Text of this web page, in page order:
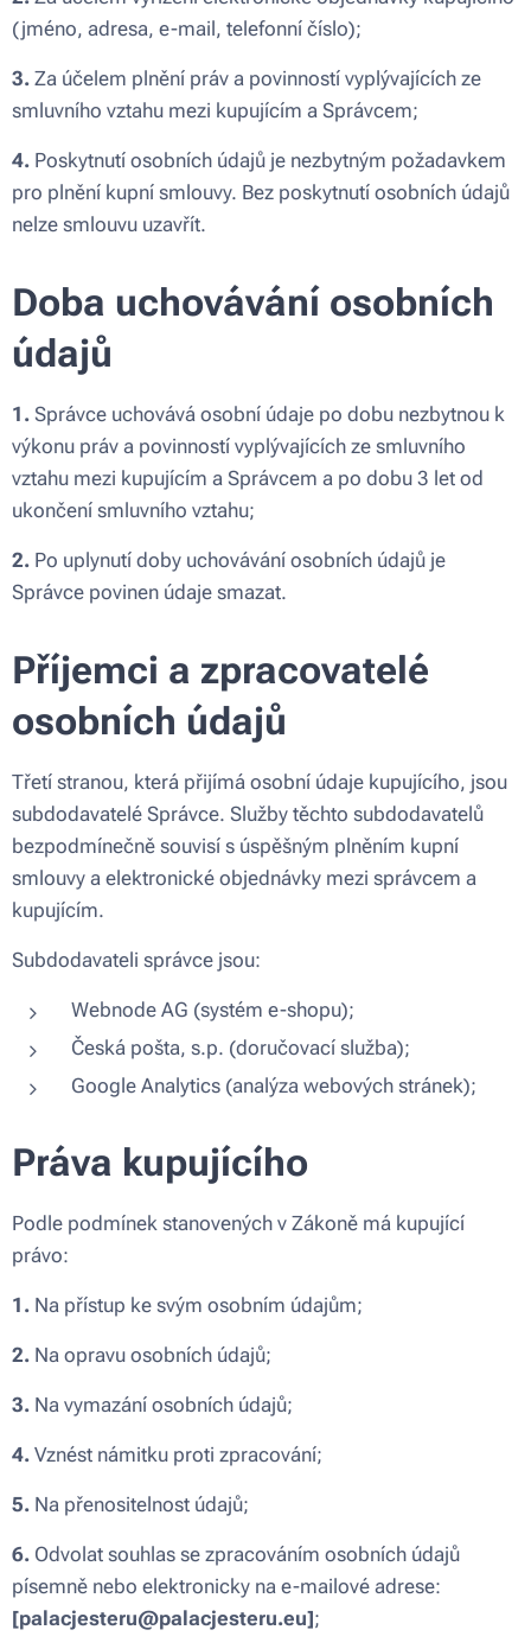
(jméno, adresa, e-mail, telefonní číslo);
3. Za účelem plnění práv a povinností vyplývajících ze
smluvního vztahu mezi kupujícím a Správcem;
4. Poskytnutí osobních údajů je nezbytným požadavkem
pro plnění kupní smlouvy. Bez poskytnutí osobních údajů
nelze smlouvu uzavřít.
Doba uchovávání osobních
údajů
1. Správce uchovává osobní údaje po dobu nezbytnou k
výkonu práv a povinností vyplývajících ze smluvního
vztahu mezi kupujícím a Správcem a po dobu 3 let od
ukončení smluvního vztahu;
2. Po uplynutí doby uchovávání osobních údajů je
Správce povinen údaje smazat.
Příjemci a zpracovatelé
osobních údajů
Třetí stranou, která přijímá osobní údaje kupujícího, jsou
subdodavatelé Správce. Služby těchto subdodavatelů
bezpodmínečně souvisí s úspěšným plněním kupní
smlouvy a elektronické objednávky mezi správcem a
kupujícím.
Subdodavateli správce jsou:
Webnode AG (systém e-shopu);
Česká pošta, s.p. (doručovací služba);
Google Analytics (analýza webových stránek);
Práva kupujícího
Podle podmínek stanovených v Zákoně má kupující
právo:
1. Na přístup ke svým osobním údajům;
2. Na opravu osobních údajů;
3. Na vymazání osobních údajů;
4. Vznést námitku proti zpracování;
5. Na přenositelnost údajů;
6. Odvolat souhlas se zpracováním osobních údajů
písemně nebo elektronicky na e-mailové adrese:
[palacjesteru@palacjesteru.eu];